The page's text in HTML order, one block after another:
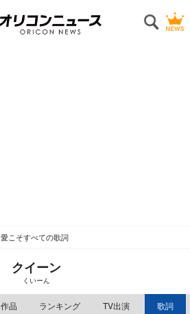
愛こそすべての歌詞
クイーン
くいーん
作品 ランキング TV出演 歌詞